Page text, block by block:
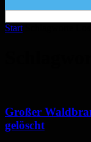
Start
Großer
gelöscht